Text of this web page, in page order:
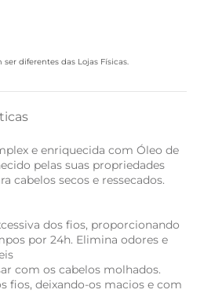
diferentes das Lojas Físicas.
e enriquecida com Óleo de
pelas suas propriedades
cabelos secos e ressecados.
dos fios, proporcionando
por 24h. Elimina odores e
com os cabelos molhados.
fios, deixando-os macios e com